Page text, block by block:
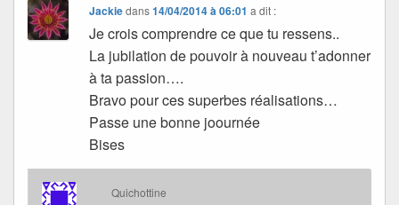
Jackiedans14/04/2014 à 06:01 a dit :
Je crois comprendre ce que tu ressens..
La jubilation de pouvoir à nouveau t’adonner
à ta passion….
Bravo pour ces superbes réalisations…
Passe une bonne joournée
Bises
Quichottine